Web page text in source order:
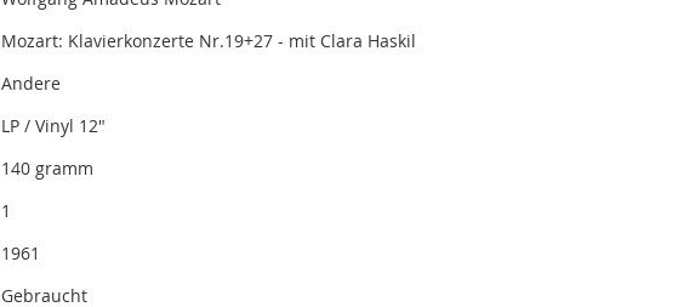
Mozart: Klavierkonzerte Nr.19+27 - mit Clara Haskil
Andere
LP / Vinyl 12"
140 gramm
1
1961
Gebraucht